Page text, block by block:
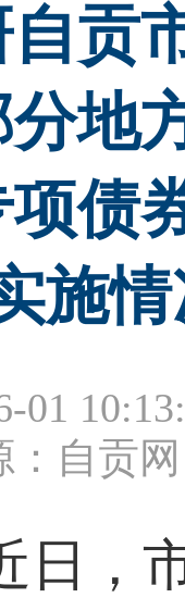
贡
地
项债
施
01
：自贡网
，